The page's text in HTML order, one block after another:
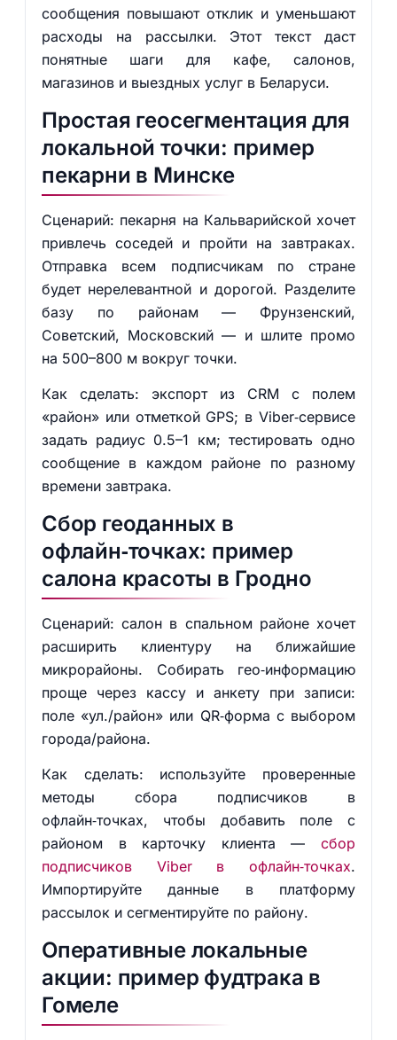
сообщения повышают отклик и уменьшают
расходы на рассылки. Этот текст даст
понятные шаги для кафе, салонов,
магазинов и выездных услуг в Беларуси.
Простая геосегментация для
локальной точки: пример
пекарни в Минске
Сценарий: пекарня на Кальварийской хочет
привлечь соседей и пройти на завтраках.
Отправка всем подписчикам по стране
будет нерелевантной и дорогой. Разделите
базу по районам — Фрунзенский,
Советский, Московский — и шлите промо
на 500–800 м вокруг точки.
Как сделать: экспорт из CRM с полем
«район» или отметкой GPS; в Viber‑сервисе
задать радиус 0.5–1 км; тестировать одно
сообщение в каждом районе по разному
времени завтрака.
Сбор геоданных в
офлайн‑точках: пример
салона красоты в Гродно
Сценарий: салон в спальном районе хочет
расширить клиентуру на ближайшие
микрорайоны. Собирать гео‑информацию
проще через кассу и анкету при записи:
поле «ул./район» или QR‑форма с выбором
города/района.
Как сделать: используйте проверенные
методы сбора подписчиков в
офлайн‑точках, чтобы добавить поле с
районом в карточку клиента —сбор
подписчиков Viber в офлайн‑точках.
Импортируйте данные в платформу
рассылок и сегментируйте по району.
Оперативные локальные
акции: пример фудтрака в
Гомеле